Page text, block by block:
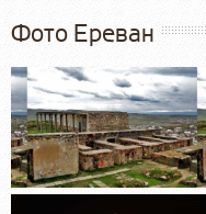
Фото Ереван